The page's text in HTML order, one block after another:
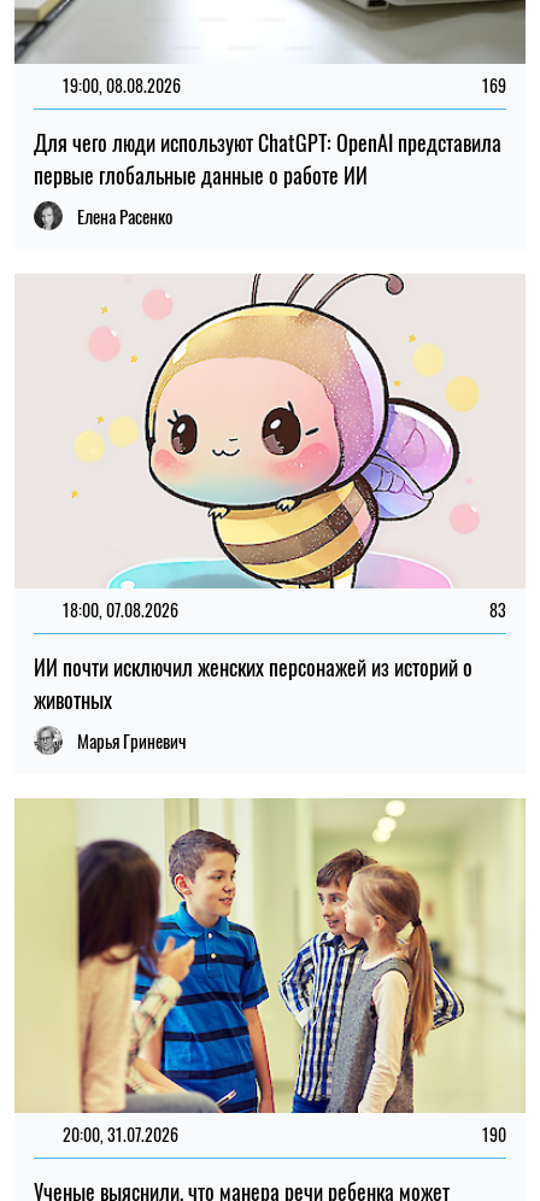
18:00, 07.08.2026
животных
Марья Гриневич
20:00, 31.07.2026
предсказывать будущие проблемы с психическим
здоровьем
Марья Гриневич